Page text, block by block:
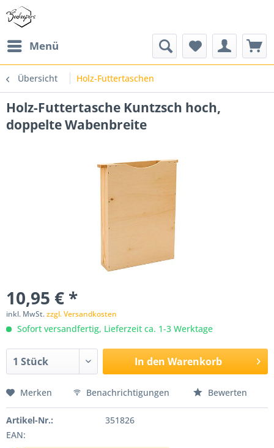
Menü
Übersicht Holz-Futtertaschen
Holz-Futtertasche Kuntzsch hoch,
doppelte Wabenbreite
10,95 € *
inkl. MwSt.zzgl. Versandkosten
Sofort versandfertig, Lieferzeit ca. 1-3 Werktage
In den Warenkorb
Merken Benachrichtigungen Bewerten
Artikel-Nr.:
351826
EAN: